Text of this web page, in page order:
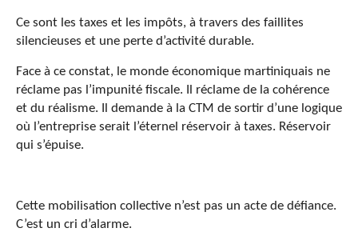
Ce sont les taxes et les impôts, à travers des faillites
silencieuses et une perte d’activité durable.
Face à ce constat, le monde économique martiniquais ne
réclame pas l’impunité fiscale. Il réclame de la cohérence
et du réalisme. Il demande à la CTM de sortir d’une logique
où l’entreprise serait l’éternel réservoir à taxes. Réservoir
qui s’épuise.
Cette mobilisation collective n’est pas un acte de défiance.
C’est un cri d’alarme.